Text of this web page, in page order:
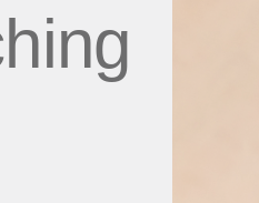
テールメディア計測
Hub
ンチマーク